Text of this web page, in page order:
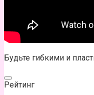
Будьте гибкими и
Рейтинг